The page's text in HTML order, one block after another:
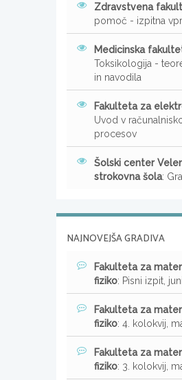
Zdravstvena
pomoč - izpitna
Medicinska
Toksikologija -
in navodila
Fakulteta za
Uvod v
procesov
Šolski center
strokovna šola:
NAJNOVEJŠA GRADIVA
Fakulteta za
fiziko: Pisni izpit,
Fakulteta za
fiziko: 4. kolokvij,
Fakulteta za
fiziko: 3. kolokvij,